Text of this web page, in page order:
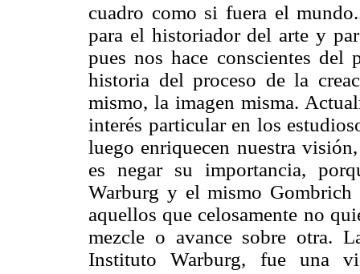
cuadro como si fuera el
para el historiador del arte y
pues nos hace conscientes
historia del proceso de la
mismo, la imagen misma.
interés particular en los
luego enriquecen nuestra
es negar su importancia,
Warburg y el mismo
aquellos que celosamente no
mezcle o avance sobre otra.
Instituto Warburg, fue una